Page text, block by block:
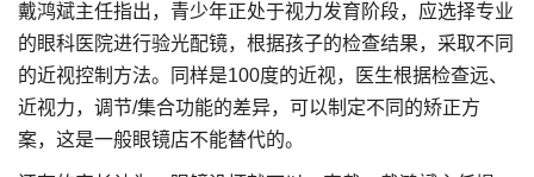
戴鸿斌主任指出，青少年正处于视力发育阶段，应选择专业
的眼科医院进行验光配镜，根据孩子的检查结果，采取不同
的近视控制方法。同样是100度的近视，医生根据检查远、
近视力，调节/集合功能的差异，可以制定不同的矫正方
案，这是一般眼镜店不能替代的。